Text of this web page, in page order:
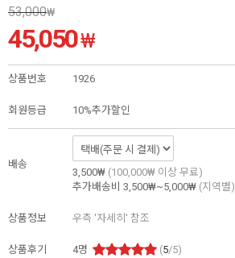
53,000₩
45,050₩
상품번호 1926
회원등급 10%추가할인
배송
3,500₩ (100,000₩ 이상 무료)
추가배송비 3,500₩~5,000₩ (지역별)
상품정보 우측 '자세히' 참조
상품후기 4명 (5/5)